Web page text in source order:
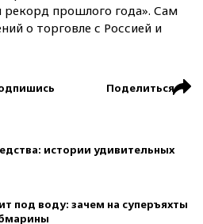
рекорд прошлого года». Сам
о торговле с Россией и
Поделиться
истории удивительных
под воду: зачем на суперъяхты